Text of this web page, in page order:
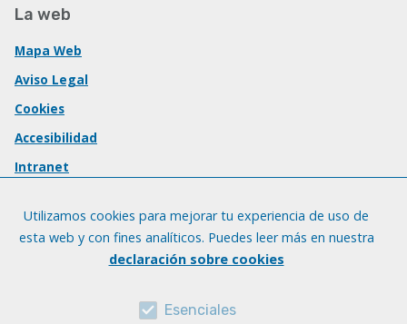
La web
Mapa Web
Aviso Legal
Cookies
Accesibilidad
Intranet
Utilizamos cookies para mejorar tu experiencia de uso de
esta web y con fines analíticos. Puedes leer más en nuestra
declaración sobre cookies
Esenciales